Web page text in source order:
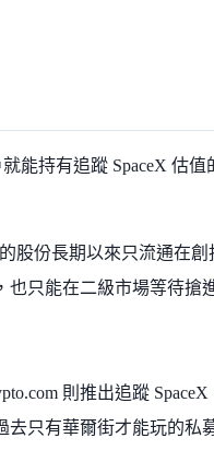
能持有追蹤 SpaceX 估
股份長期以來只流通在
只能在二級市場等待搶
則推出追蹤
只有華爾街才能玩的私